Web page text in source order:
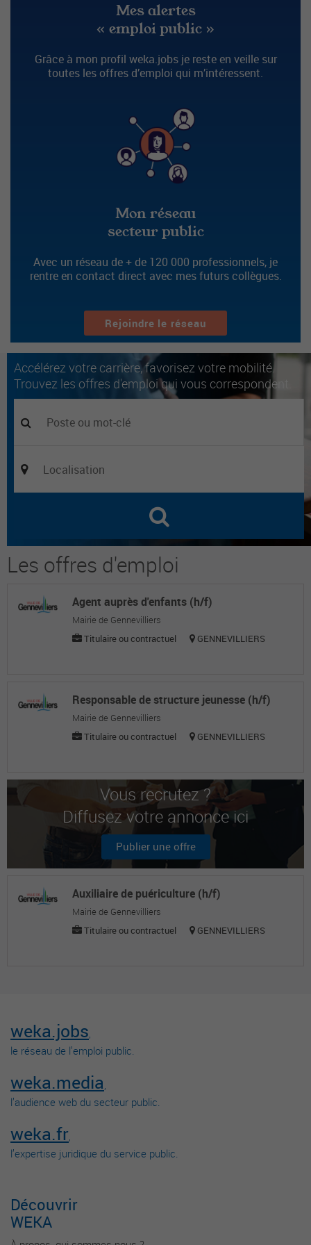
Mes alertes
« emploi public »
Grâce à mon profil weka.jobs je reste en veille sur
toutes les offres d’emploi qui m’intéressent.
Mon réseau
secteur public
Avec un réseau de + de 120 000 professionnels, je
rentre en contact direct avec mes futurs collègues.
Rejoindre le réseau
Accélérez votre carrière, favorisez votre mobilité.
Trouvez les offres d'emploi qui vous correspondent.
Les offres d'emploi
Agent auprès d'enfants (h/f)
Mairie de Gennevilliers
Titulaire ou contractuel
GENNEVILLIERS
Responsable de structure jeunesse (h/f)
Mairie de Gennevilliers
Titulaire ou contractuel
GENNEVILLIERS
Vous recrutez ?
Diffusez votre annonce ici
Publier une offre
Auxiliaire de puériculture (h/f)
Mairie de Gennevilliers
Titulaire ou contractuel
GENNEVILLIERS
weka.jobs,
le réseau de l’emploi public.
weka.media,
l’audience web du secteur public.
weka.fr,
l’expertise juridique du service public.
Découvrir
WEKA